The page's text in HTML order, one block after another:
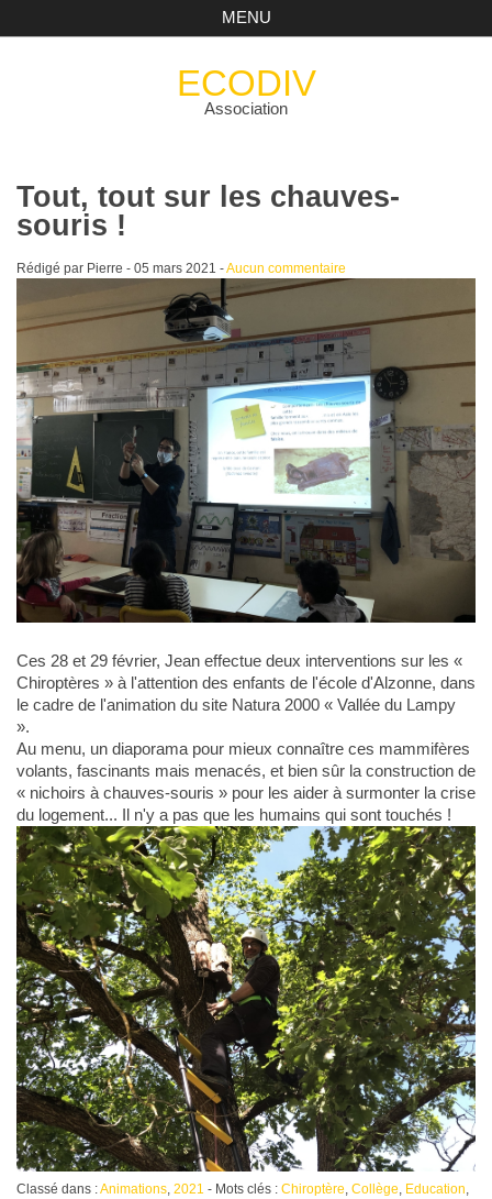
ECODIV
Association
MENU
Tout, tout sur les chauves-
souris !
Rédigé par Pierre - 05 mars 2021 -Aucun commentaire
Ces 28 et 29 février, Jean effectue deux interventions sur les «
Chiroptères » à l'attention des enfants de l'école d'Alzonne, dans
le cadre de l'animation du site Natura 2000 « Vallée du Lampy
».
Au menu, un diaporama pour mieux connaître ces mammifères
volants, fascinants mais menacés, et bien sûr la construction de
« nichoirs à chauves-souris » pour les aider à surmonter la crise
du logement... Il n'y a pas que les humains qui sont touchés !
Classé dans :Animations, 2021 - Mots clés : Chiroptère, Collège, Education,